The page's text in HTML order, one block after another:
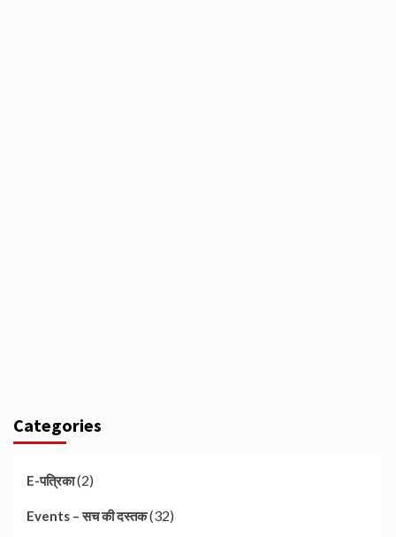
Categories
E-पत्रिका(2)
Events – सच की दस्तक(32)